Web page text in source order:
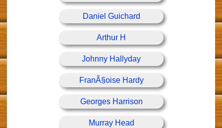
Daniel Guichard
Arthur H
Johnny Hallyday
FranÃ§oise Hardy
Georges Harrison
Murray Head